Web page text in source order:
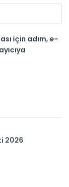
için adım, e-
2026